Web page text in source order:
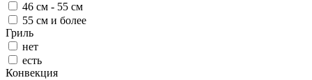
46 см - 55 см
55 см и более
Гриль
нет
есть
Конвекция